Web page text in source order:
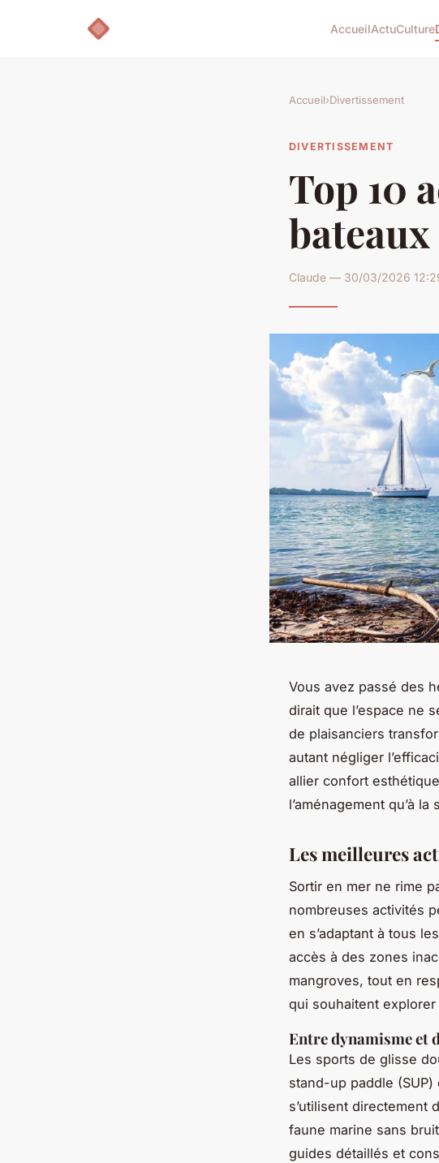
AccueilActuCulture
Accueil›Divertissement
DIVERTISSEMENT
Top 10
Claude — 30/03/2026
Vous avez passé des
dirait que l’espace ne
de plaisanciers
autant négliger
allier confort
l’aménagement qu’à
Les meilleures
Sortir en mer ne rime
nombreuses activités
en s’adaptant à tous
accès à des zones
mangroves, tout en
qui souhaitent
Entre dynamisme et
Les sports de glisse
stand-up paddle
s’utilisent directement
faune marine sans
guides détaillés et